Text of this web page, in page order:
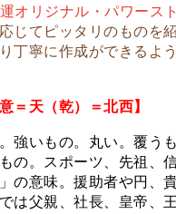
オリジナル・パワース
じてピッタリのものを
丁寧に作成ができるよ
＝天（乾）＝北西】
強いもの。丸い。覆う
の。スポーツ、先祖、
の意味。援助者や円、
は父親、社長、皇帝、